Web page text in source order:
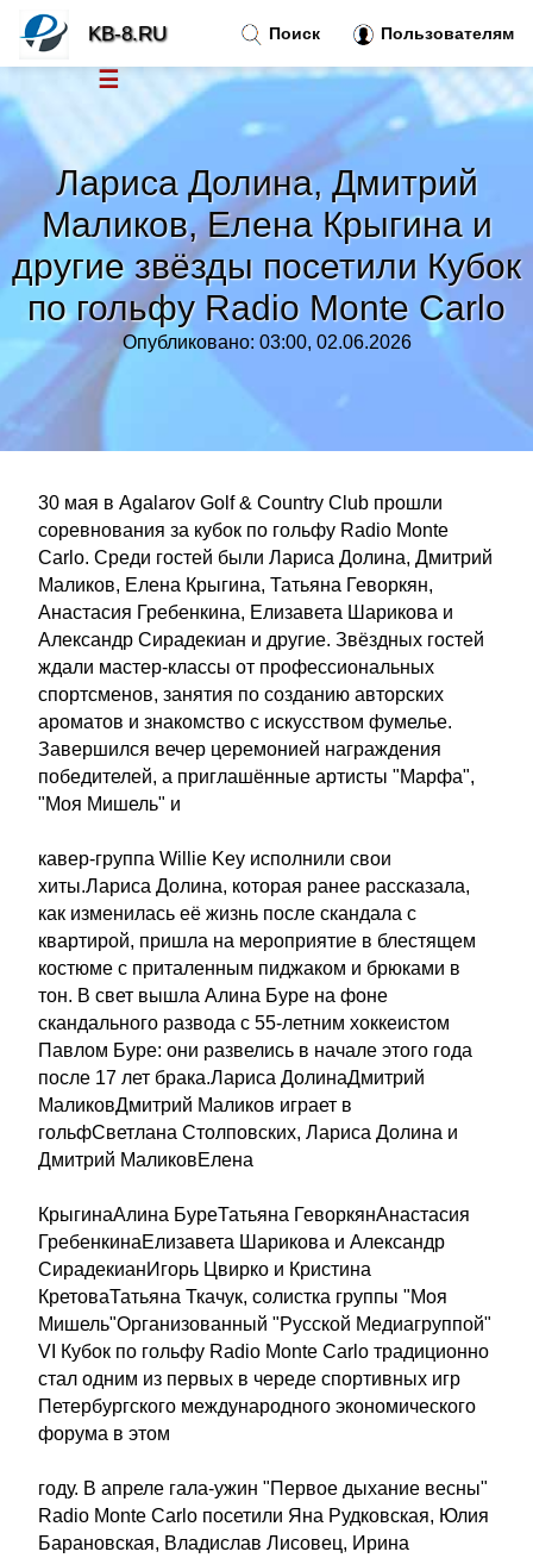
Лариса Долина, Дмитрий
Маликов, Елена Крыгина и
другие звёзды посетили Кубок
по гольфу Radio Monte Carlo
Опубликовано: 03:00, 02.06.2026
30 мая в Agalarov Golf & Country Club прошли
соревнования за кубок по гольфу Radio Monte
Carlo. Среди гостей были Лариса Долина, Дмитрий
Маликов, Елена Крыгина, Татьяна Геворкян,
Анастасия Гребенкина, Елизавета Шарикова и
Александр Сирадекиан и другие. Звёздных гостей
ждали мастер-классы от профессиональных
спортсменов, занятия по созданию авторских
ароматов и знакомство с искусством фумелье.
Завершился вечер церемонией награждения
победителей, а приглашённые артисты "Марфа",
"Моя Мишель" и
кавер-группа Willie Key исполнили свои
хиты.Лариса Долина, которая ранее рассказала,
как изменилась её жизнь после скандала с
квартирой, пришла на мероприятие в блестящем
костюме с приталенным пиджаком и брюками в
тон. В свет вышла Алина Буре на фоне
скандального развода с 55-летним хоккеистом
Павлом Буре: они развелись в начале этого года
после 17 лет брака.Лариса ДолинаДмитрий
МаликовДмитрий Маликов играет в
гольфСветлана Столповских, Лариса Долина и
Дмитрий МаликовЕлена
КрыгинаАлина БуреТатьяна ГеворкянАнастасия
ГребенкинаЕлизавета Шарикова и Александр
СирадекианИгорь Цвирко и Кристина
КретоваТатьяна Ткачук, солистка группы "Моя
Мишель"Организованный "Русской Медиагруппой"
VI Кубок по гольфу Radio Monte Carlo традиционно
стал одним из первых в череде спортивных игр
Петербургского международного экономического
форума в этом
году. В апреле гала-ужин "Первое дыхание весны"
Radio Monte Carlo посетили Яна Рудковская, Юлия
Барановская, Владислав Лисовец, Ирина
Поиск Пользователям
KB-8.RU
☰
Тренды новостей»
Рубрики»
Правила »